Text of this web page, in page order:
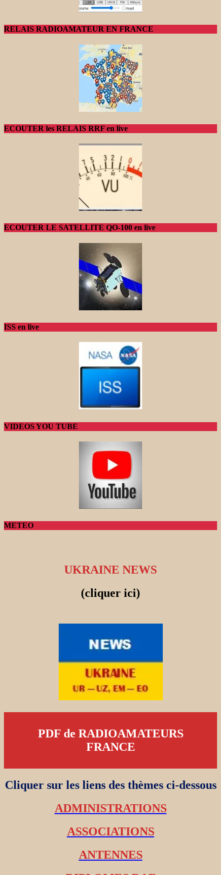
RELAIS RADIOAMATEUR EN FRANCE
ECOUTER les RELAIS RRF en live
ECOUTER LE SATELLITE QO-100 en live
ISS en live
VIDEOS YOU TUBE
METEO
UKRAINE NEWS
(cliquer ici)
PDF de RADIOAMATEURS
FRANCE
Cliquer sur les liens des thèmes ci-dessous
ADMINISTRATIONS
ASSOCIATIONS
ANTENNES